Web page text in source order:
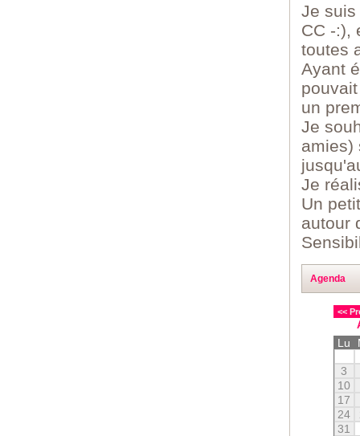
Je suis
CC -:),
toutes
Ayant
un
Je
amies)
Je
Un
autour
Agenda
<<
Lu
3
10
17
24
31